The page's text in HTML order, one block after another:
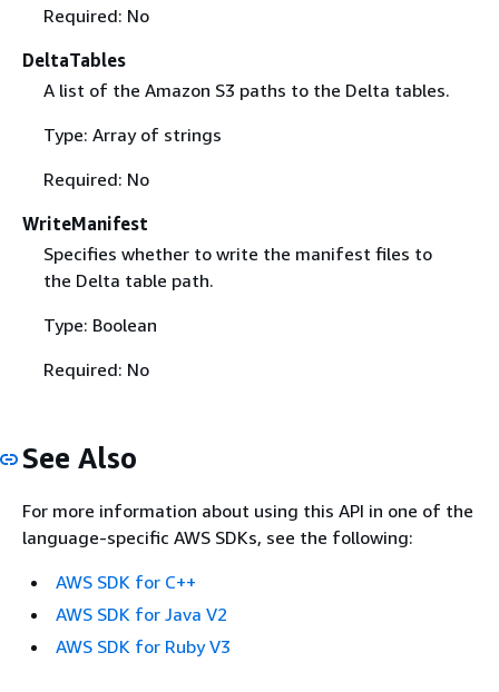
Required: No
DeltaTables
A list of the Amazon S3 paths to the Delta tables.
Type: Array of strings
Required: No
WriteManifest
Specifies whether to write the manifest files to
the Delta table path.
Type: Boolean
Required: No
See Also
For more information about using this API in one of the
language-specific AWS SDKs, see the following:
AWS SDK for C++
AWS SDK for Java V2
AWS SDK for Ruby V3